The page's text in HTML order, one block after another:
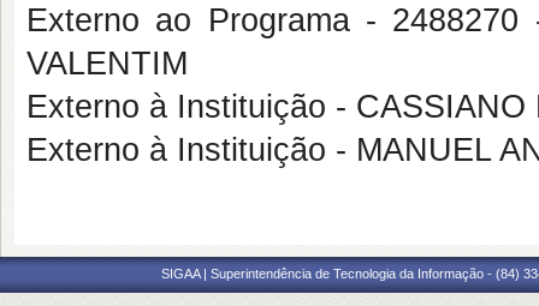
Externo ao Programa - 2488270
VALENTIM
Externo à Instituição -
Externo à Instituição - MANUEL
SIGAA | Superintendência de Tecnologia da Informação - (84)